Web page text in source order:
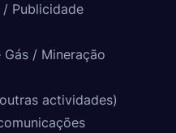
Publicidade
/ Mineração
actividades)